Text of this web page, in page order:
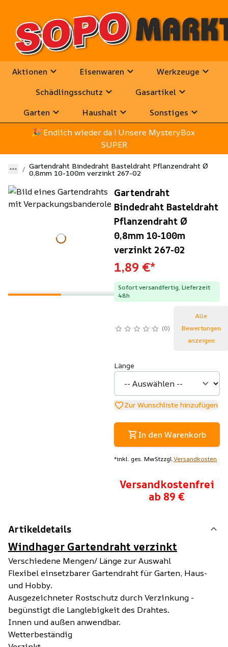
Aktionen Eisenwaren
Werkzeuge
Schädlingsschutz
Gasartikel
Garten
Haushalt
Sonstiges
🎉 Endlich wieder da ! Unsere MysteryBox
SUPER
Gartendraht Bindedraht Basteldraht Pflanzendraht Ø
0,8mm 10-100m verzinkt 267-02
Gartendraht
Bindedraht Basteldraht
Pflanzendraht Ø
0,8mm 10-100m
verzinkt 267-02
1,89 €*
Sofort versandfertig, Lieferzeit
48h
0
Alle
Bewertungen
anzeigen
Länge
Zur Wunschliste hinzufügen
In den Warenkorb
*inkl. ges. MwStzzgl.Versandkosten
Versandkostenfrei
ab 89 €
Artikeldetails
Windhager Gartendraht verzinkt
Verschiedene Mengen/ Länge zur Auswahl
Flexibel einsetzbarer Gartendraht für Garten, Haus-
und Hobby.
Ausgezeichneter Rostschutz durch Verzinkung -
begünstigt die Langlebigkeit des Drahtes.
Innen und außen anwendbar.
Wetterbeständig